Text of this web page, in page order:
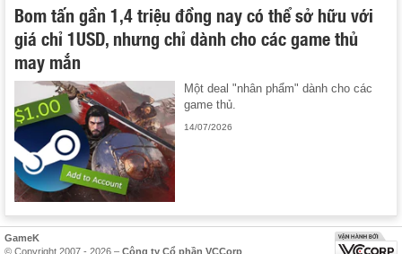
Bom tấn gần 1,4 triệu đồng nay có thể sở hữu với
giá chỉ 1USD, nhưng chỉ dành cho các game thủ
may mắn
Một deal "nhân phẩm" dành cho các
game thủ.
14/07/2026
GameK
© Copyright 2007 - 2026 – Công ty Cổ phần VCCorp